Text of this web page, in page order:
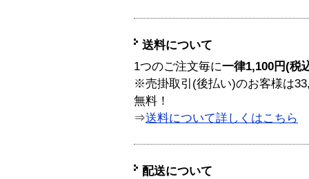
送料について
1つのご注文毎に一律1,100円(税
※売掛取引(後払い)のお客様は
無料！
⇒送料について詳しくはこちら
配送について